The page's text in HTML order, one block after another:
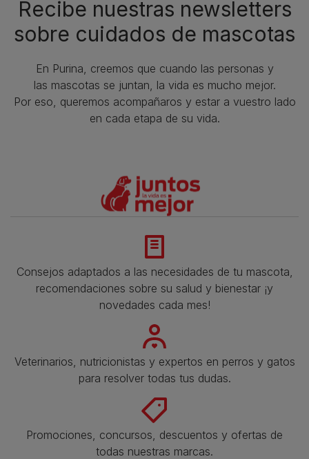
Recibe nuestras newsletters
sobre cuidados de mascotas​
En Purina, creemos que cuando las personas y
las mascotas se juntan, la vida es mucho mejor.
Por eso, queremos acompañaros y estar a vuestro lado
en cada etapa de su vida.​
Consejos adaptados a las necesidades de tu mascota,
recomendaciones sobre su salud y bienestar ¡y
novedades cada mes!
Veterinarios, nutricionistas y expertos en perros y gatos
para resolver todas tus dudas.​
Promociones, concursos, descuentos y ofertas de
todas nuestras marcas.​